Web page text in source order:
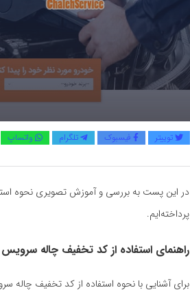
توییتر فیسبوک تلگرام واتساپ
در این پست به بررسی و آموزش تصویری نحوه
پرداخته‌ایم.
راهنمای استفاده از کد تخفیف چاله سرویس
برای آشنایی با نحوه استفاده از کد تخفیف